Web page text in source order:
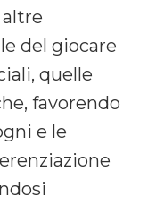
del giocare
quelle
favorendo
e le